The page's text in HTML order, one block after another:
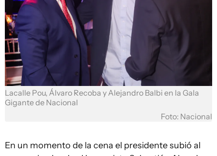
Lacalle Pou, Álvaro Recoba y Alejandro Balbi en la Gala
Gigante de Nacional
Foto: Nacional
En un momento de la cena el presidente subió al